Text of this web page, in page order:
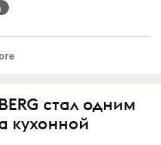
стал одним
кухонной